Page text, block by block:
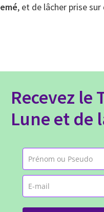
, et de lâcher prise
Recevez le
Lune et de